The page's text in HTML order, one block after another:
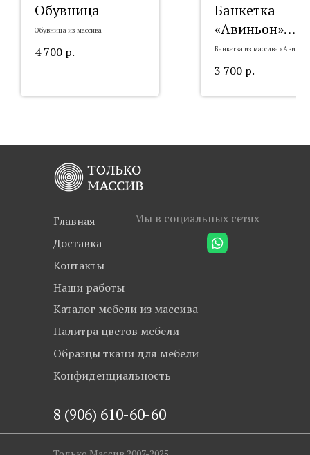
Обувница
Обувница из массива
4 700 р.
Банкетка
«Авиньон»
малая
Банкетка из массива
3 700 р.
8 (906) 610-60-60
Главная
Доставка
Контакты
Наши работы
Каталог мебели из массива
Палитра цветов мебели
Образцы ткани для мебели
Конфиденциальность
Мы в социальных сетях